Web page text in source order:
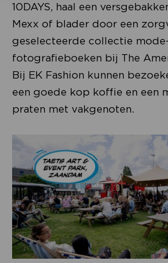
10DAYS, haal een
Mexx of blader door een
geselecteerde collectie
fotografieboeken bij The
Bij EK Fashion kunnen
een goede kop koffie en een
praten met vakgenoten.